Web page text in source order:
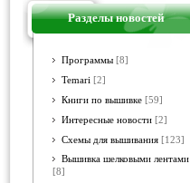
Разделы новостей
Программы [8]
Temari [2]
Книги по вышивке [59]
Интересные новости [2]
Схемы для вышивания [123]
Вышивка шелковыми лентами
[8]